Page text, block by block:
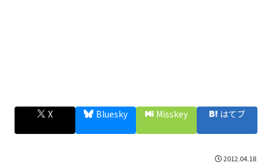
X Bluesky Misskey はてブ
2012.04.18